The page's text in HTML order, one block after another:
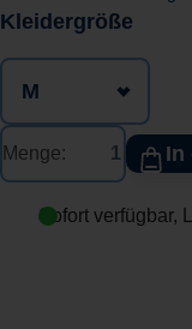
Kleidergröße
Menge: In
Sofort verfügbar,